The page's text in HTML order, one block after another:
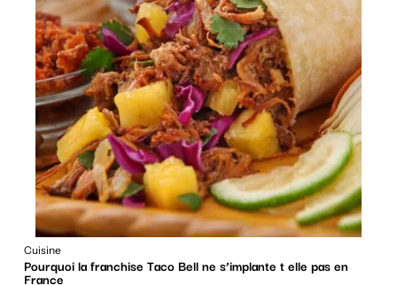
Cuisine
Pourquoi la franchise Taco Bell ne s’implante t elle pas en
France